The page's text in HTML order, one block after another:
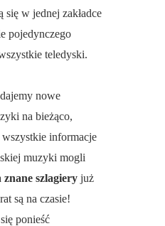
się w jednej zakładce
pojedynczego
teledyski.
nowe
na bieżąco,
informacje
muzyki mogli
znane szlagiery już
są na czasie!
ponieść